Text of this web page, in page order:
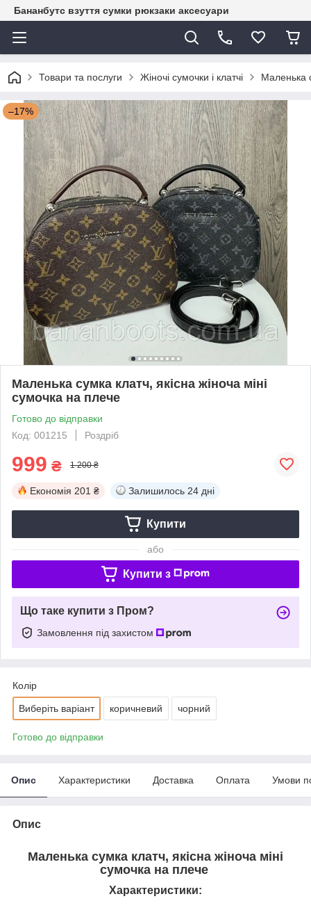
Бананбутс взуття сумки рюкзаки аксесуари
Товари та послуги Жіночі сумочки і клатчі Маленька
–17%
Маленька сумка клатч, якісна жіноча міні
сумочка на плече
Готово до відправки
Код: 001215
Роздріб
999 ₴ 1 200 ₴
Економія 201 ₴ Залишилось 24 дні
Купити
або
Купити з
Що таке купити з Пром?
Замовлення під захистом
Колір
Виберіть варіант коричневий чорний
Готово до відправки
Опис Характеристики Доставка Оплата Умови
Опис
Маленька сумка клатч, якісна жіноча міні
сумочка на плече
Характеристики: